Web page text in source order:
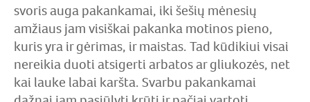
svoris auga pakankamai, iki šešių mėnesių
amžiaus jam visiškai pakanka motinos pieno,
kuris yra ir gėrimas, ir maistas. Tad kūdikiui visai
nereikia duoti atsigerti arbatos ar gliukozės, net
kai lauke labai karšta. Svarbu pakankamai